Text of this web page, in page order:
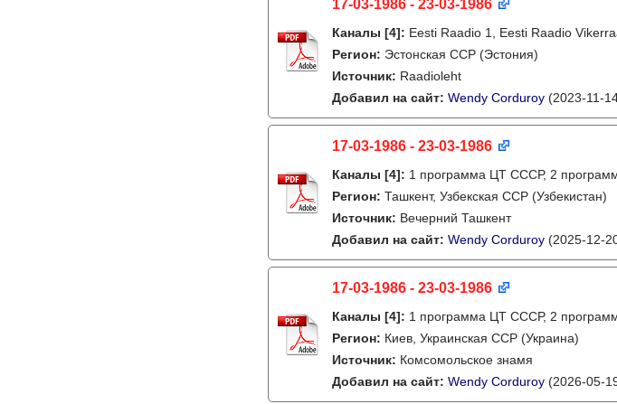
17-03-1986 - 23-03-1986
Каналы [4]: Eesti Raadio 1, Eesti Raadio
Регион: Эстонская ССР (Эстония)
Источник: Raadioleht
Добавил на сайт: Wendy Corduroy (2023-11-
17-03-1986 - 23-03-1986
Каналы [4]: 1 программа ЦТ СССР, 2
Регион: Ташкент, Узбекская ССР (Узбекистан)
Источник: Вечерний Ташкент
Добавил на сайт: Wendy Corduroy (2025-12-
17-03-1986 - 23-03-1986
Каналы [4]: 1 программа ЦТ СССР, 2
Регион: Киев, Украинская ССР (Украина)
Источник: Комсомольское знамя
Добавил на сайт: Wendy Corduroy (2026-05-